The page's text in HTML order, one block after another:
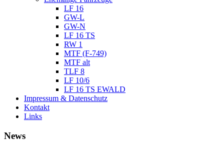
LF 16
GW-L
GW-N
LF 16 TS
RW 1
MTF (F-749)
MTF alt
TLF 8
LF 10/6
LF 16 TS EWALD
Impressum & Datenschutz
Kontakt
Links
News